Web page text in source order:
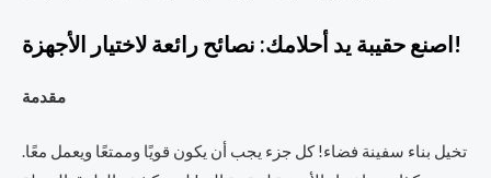
اصنع حقيبة يد أحلامك: نصائح رائعة لاختيار الأجهزة!
مقدمة
تخيل بناء سفينة فضاء! كل جزء يجب أن يكون قويًا وممتعًا ويعمل معًا.